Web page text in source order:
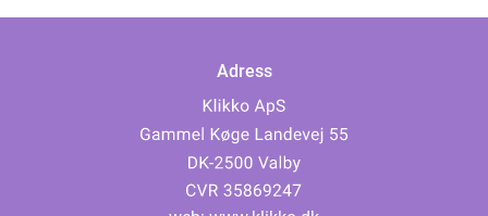
Adress